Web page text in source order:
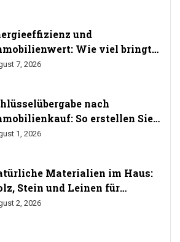
und
Wie viel bringt
wirklich? (Studien
7, 2026
nach
So erstellen Sie
Übergabeprotokoll richtig
1, 2026
Materialien im Haus:
Stein und Leinen für
Wohnen
2, 2026